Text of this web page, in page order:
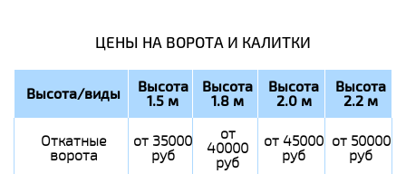
ЦЕНЫ НА ВОРОТА И КАЛИТКИ
Высота/виды Высота
1.5 м
Высота
1.8 м
Высота
2.0 м
Высота
2.2 м
Откатные
ворота
от 35000
руб
от
40000
руб
от 45000
руб
от 50000
руб